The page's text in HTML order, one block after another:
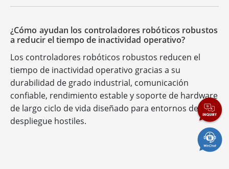
¿Cómo ayudan los controladores robóticos robustos
a reducir el tiempo de inactividad operativo?
Los controladores robóticos robustos reducen el
tiempo de inactividad operativo gracias a su
durabilidad de grado industrial, comunicación
confiable, rendimiento estable y soporte de hardware
de largo ciclo de vida diseñado para entornos de
despliegue hostiles.